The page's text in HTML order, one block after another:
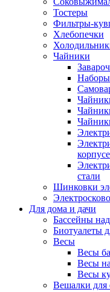
Тостеры
Фильтры-
Хлебопечки
Чайники
Наборы
корпусе
стали
Шинковки
Для дома и дачи
Бассейны
Биотуалеты
Весы
Весы
Весы
Весы
Вешалки для